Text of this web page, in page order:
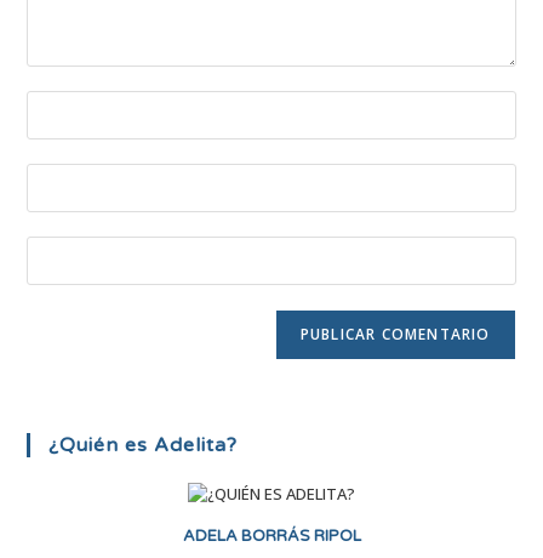
¿Quién es Adelita?
ADELA BORRÁS RIPOL